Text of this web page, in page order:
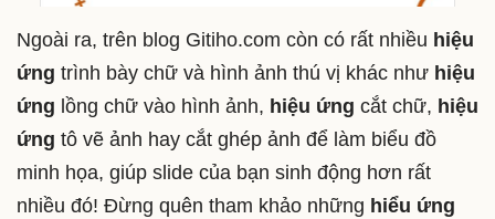
Ngoài ra, trên blog Gitiho.com còn có rất nhiều hiệu
ứng trình bày chữ và hình ảnh thú vị khác như hiệu
ứng lồng chữ vào hình ảnh, hiệu ứng cắt chữ, hiệu
ứng tô vẽ ảnh hay cắt ghép ảnh để làm biểu đồ
minh họa, giúp slide của bạn sinh động hơn rất
nhiều đó! Đừng quên tham khảo những hiểu ứng